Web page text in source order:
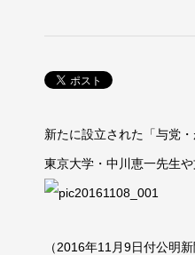
新たに設立された「与党
東京大学・中川恵一先生
（2016年11月9日付公明新